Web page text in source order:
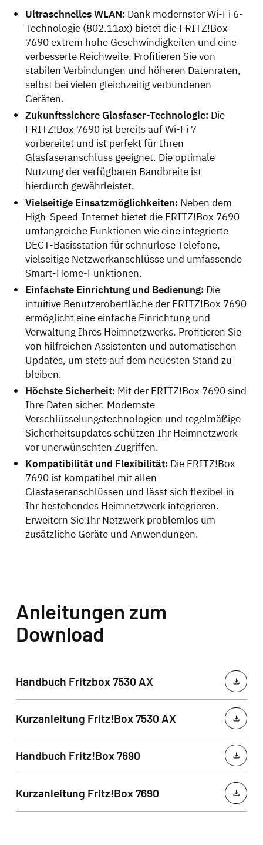
Ultraschnelles WLAN: Dank modernster Wi-Fi 6-
Technologie (802.11ax) bietet die FRITZ!Box
7690 extrem hohe Geschwindigkeiten und eine
verbesserte Reichweite. Profitieren Sie von
stabilen Verbindungen und höheren Datenraten,
selbst bei vielen gleichzeitig verbundenen
Geräten.
Zukunftssichere Glasfaser-Technologie: Die
FRITZ!Box 7690 ist bereits auf Wi-Fi 7
vorbereitet und ist perfekt für Ihren
Glasfaseranschluss geeignet. Die optimale
Nutzung der verfügbaren Bandbreite ist
hierdurch gewährleistet.
Vielseitige Einsatzmöglichkeiten: Neben dem
High-Speed-Internet bietet die FRITZ!Box 7690
umfangreiche Funktionen wie eine integrierte
DECT-Basisstation für schnurlose Telefone,
vielseitige Netzwerkanschlüsse und umfassende
Smart-Home-Funktionen.
Einfachste Einrichtung und Bedienung: Die
intuitive Benutzeroberfläche der FRITZ!Box 7690
ermöglicht eine einfache Einrichtung und
Verwaltung Ihres Heimnetzwerks. Profitieren Sie
von hilfreichen Assistenten und automatischen
Updates, um stets auf dem neuesten Stand zu
bleiben.
Höchste Sicherheit: Mit der FRITZ!Box 7690 sind
Ihre Daten sicher. Modernste
Verschlüsselungstechnologien und regelmäßige
Sicherheitsupdates schützen Ihr Heimnetzwerk
vor unerwünschten Zugriffen.
Kompatibilität und Flexibilität: Die FRITZ!Box
7690 ist kompatibel mit allen
Glasfaseranschlüssen und lässt sich flexibel in
Ihr bestehendes Heimnetzwerk integrieren.
Erweitern Sie Ihr Netzwerk problemlos um
zusätzliche Geräte und Anwendungen.
Anleitungen zum
Download
Handbuch Fritzbox 7530 AX
Kurzanleitung Fritz!Box 7530 AX
Handbuch Fritz!Box 7690
Kurzanleitung Fritz!Box 7690